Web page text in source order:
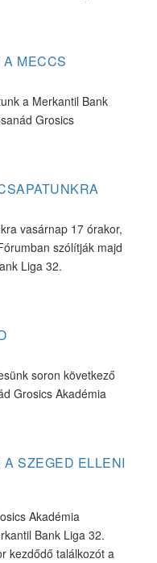
MECCS
a Merkantil Bank
Grosics
vasárnap 17 órakor,
szólítják majd
Liga 32.
soron következő
Grosics Akadémia
A SZEGED ELLENI
Akadémia
Bank Liga 32.
kezdődő találkozót a